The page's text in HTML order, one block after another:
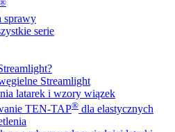
sprawy
serie
Streamlight
latarek i wzory wiązek
TEN-TAP® dla elastycznych